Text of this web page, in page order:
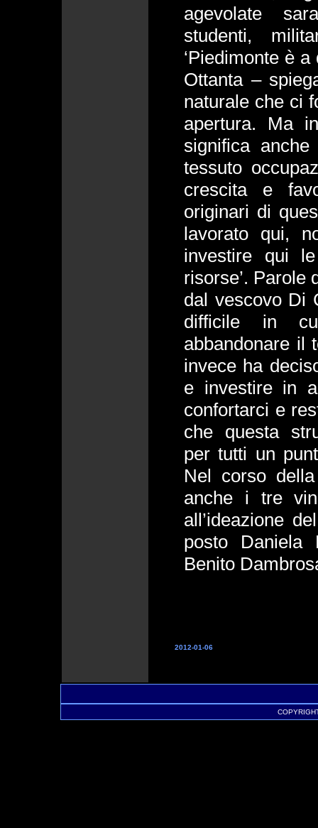
agevolate
studenti,
‘Piedimonte è
Ottanta –
naturale che ci
apertura. Ma
significa
tessuto
crescita e
originari di
lavorato qui,
investire qui
risorse’. Parole
dal vescovo Di
difficile in
abbandonare il
invece ha
e investire in
confortarci e
che questa
per tutti un
Nel corso
anche i tre
all’ideazione
posto Daniela
Benito
2012-01-06